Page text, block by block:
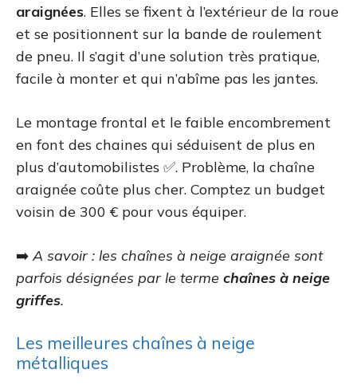
araignées. Elles se fixent à l’extérieur de la roue
et se positionnent sur la bande de roulement
de pneu. Il s’agit d’une solution très pratique,
facile à monter et qui n’abîme pas les jantes.
Le montage frontal et le faible encombrement
en font des chaines qui séduisent de plus en
plus d’automobilistes ✅. Problème, la chaîne
araignée coûte plus cher. Comptez un budget
voisin de 300 € pour vous équiper.
➡️A savoir : les chaînes à neige araignée sont
parfois désignées par le terme chaînes à neige
griffes.
Les meilleures chaînes à neige
métalliques